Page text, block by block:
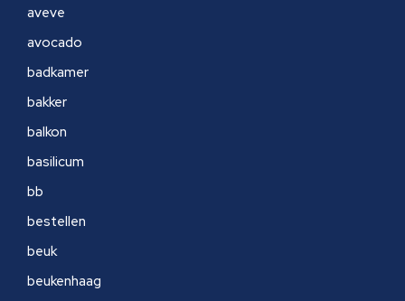
aveve
avocado
badkamer
bakker
balkon
basilicum
bb
bestellen
beuk
beukenhaag